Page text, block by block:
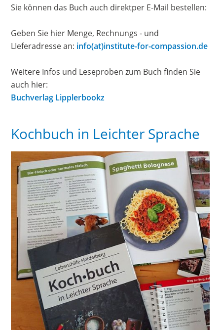
Sie können das Buch auch direktper E-Mail bestellen:
Geben Sie hier Menge, Rechnungs - und
LIeferadresse an: info(at)institute-for-compassion.de
Weitere Infos und Leseproben zum Buch finden Sie
auch hier:
Buchverlag Lipplerbookz
Kochbuch in Leichter Sprache